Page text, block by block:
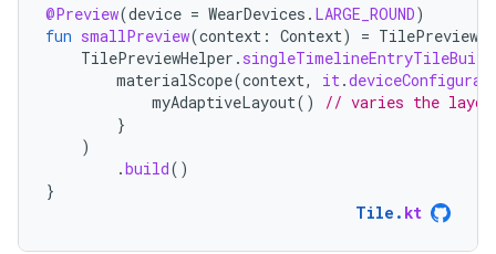
@Preview(device = WearDevices . LARGE_ROUND)
fun smallPreview(context : Context) =
TilePreviewHelper .
materialScope(context, it.
myAdaptiveLayout()
// varies the
}
)
.build()
}
Tile . kt